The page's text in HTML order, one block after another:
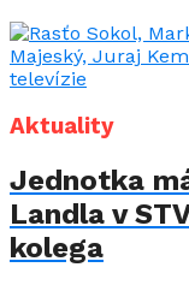
Aktuality
Jednotka
Landla v
kolega